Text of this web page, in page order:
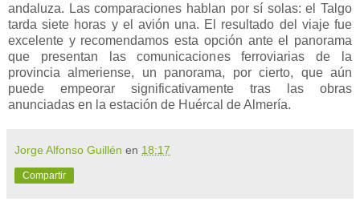
andaluza. Las comparaciones hablan por sí solas: el Talgo
tarda siete horas y el avión una. El resultado del viaje fue
excelente y recomendamos esta opción ante el panorama
que presentan las comunicaciones ferroviarias de la
provincia almeriense, un panorama, por cierto, que aún
puede empeorar significativamente tras las obras
anunciadas en la estación de Huércal de Almería.
Jorge Alfonso Guillén en 18:17
Compartir